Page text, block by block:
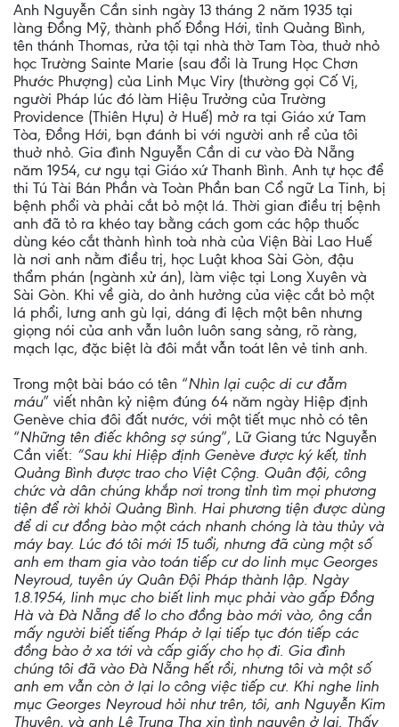
Anh Nguyễn Cần sinh ngày 13 tháng 2 năm 1935 tại
làng Đồng Mỹ, thành phố Đồng Hới, tỉnh Quảng Bình,
tên thánh Thomas, rửa tội tại nhà thờ Tam Tòa, thuở nhỏ
học Trường Sainte Marie (sau đổi là Trung Học Chơn
Phước Phượng) của Linh Mục Viry (thường gọi Cố Vị,
người Pháp lúc đó làm Hiệu Trưởng của Trường
Providence (Thiên Hựu) ở Huế) mở ra tại Giáo xứ Tam
Tòa, Đồng Hới, bạn đánh bi với người anh rể của tôi
thuở nhỏ. Gia đình Nguyễn Cần di cư vào Đà Nẵng
năm 1954, cư ngụ tại Giáo xứ Thanh Bình. Anh tự học để
thi Tú Tài Bán Phần và Toàn Phần ban Cổ ngữ La Tinh, bị
bệnh phổi và phải cắt bỏ một lá. Thời gian điều trị bệnh
anh đã tỏ ra khéo tay bằng cách gom các hộp thuốc
dùng kéo cắt thành hình toà nhà của Viện Bài Lao Huế
là nơi anh nằm điều trị, học Luật khoa Sài Gòn, đậu
thẩm phán (ngành xử án), làm việc tại Long Xuyên và
Sài Gòn. Khi về già, do ảnh hưởng của việc cắt bỏ một
lá phổi, lưng anh gù lại, dáng đi lệch một bên nhưng
giọng nói của anh vẫn luôn luôn sang sảng, rõ ràng,
mạch lạc, đặc biệt là đôi mắt vẫn toát lên vẻ tinh anh.
Trong một bài báo có tên “Nhìn lại cuộc di cư đẫm
máu” viết nhân kỷ niệm đúng 64 năm ngày Hiệp định
Genève chia đôi đất nước, với một tiết mục nhỏ có tên
“Những tên điếc không sợ súng”, Lữ Giang tức Nguyễn
Cần viết: “Sau khi Hiệp định Genève được ký kết, tỉnh
Quảng Bình được trao cho Việt Cộng. Quân đội, công
chức và dân chúng khắp nơi trong tỉnh tìm mọi phương
tiện để rời khỏi Quảng Bình. Hai phương tiện được dùng
để di cư đồng bào một cách nhanh chóng là tàu thủy và
máy bay. Lúc đó tôi mới 15 tuổi, nhưng đã cùng một số
anh em tham gia vào toán tiếp cư do linh mục Georges
Neyroud, tuyên úy Quân Đội Pháp thành lập. Ngày
1.8.1954, linh mục cho biết linh mục phải vào gấp Đồng
Hà và Đà Nẵng để lo cho đồng bào mới vào, ông cần
mấy người biết tiếng Pháp ở lại tiếp tục đón tiếp các
đồng bào ở xa tới và cấp giấy cho họ đi. Gia đình
chúng tôi đã vào Đà Nẵng hết rồi, nhưng tôi và một số
anh em vẫn còn ở lại lo công việc tiếp cư. Khi nghe linh
mục Georges Neyroud hỏi như trên, tôi, anh Nguyễn Kim
Thuyên, và anh Lê Trung Tha xin tình nguyện ở lại. Thấy